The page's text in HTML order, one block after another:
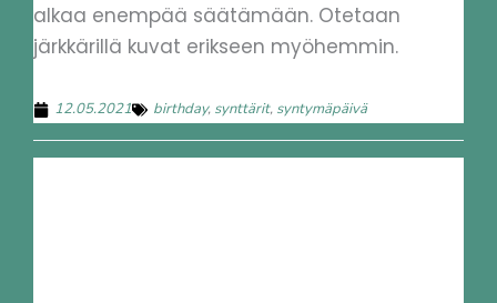
alkaa enempää säätämään. Otetaan
järkkärillä kuvat erikseen myöhemmin.
12.05.2021 birthday, synttärit, syntymäpäivä